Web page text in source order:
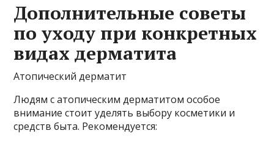
Дополнительные советы
по уходу при конкретных
видах дерматита
Атопический дерматит
Людям с атопическим дерматитом особое
внимание стоит уделять выбору косметики и
средств быта. Рекомендуется: